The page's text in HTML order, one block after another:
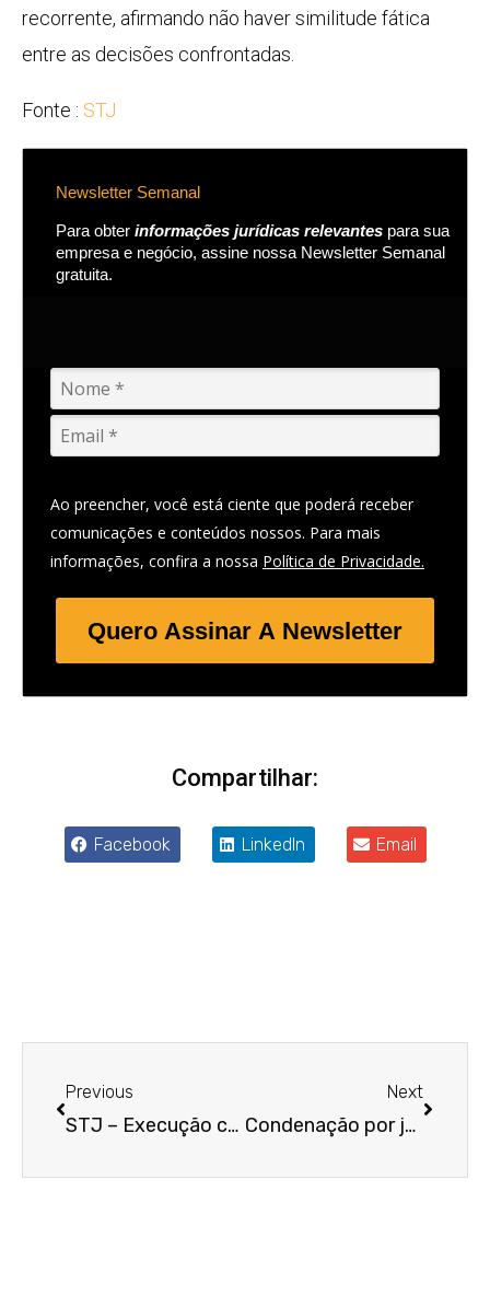
recorrente, afirmando não haver similitude fática
entre as decisões confrontadas.
Fonte : STJ
Newsletter Semanal
Para obter informações jurídicas relevantes para sua
empresa e negócio, assine nossa Newsletter Semanal
gratuita.
Ao preencher, você está ciente que poderá receber
comunicações e conteúdos nossos. Para mais
informações, confira a nossa Política de Privacidade.
Quero Assinar A Newsletter
Compartilhar:
Facebook LinkedIn Email
Previous
STJ – Execução contra devedor falecido antes da ação pode ser emendada para inclusão do espólio
Next
Condenação por jornada exaustiva dispensa provas de prejuízo para empregado